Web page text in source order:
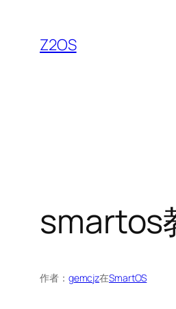
Z2OS
smartos
作者： gemcjz在SmartOS